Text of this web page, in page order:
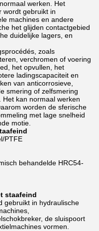
werken. Het
wordt gebruikt in
machines en andere
het glijden contactgebied
duidelijke lagers, en
zoals
verchromen of voering
het opvullen, het
ladingscapaciteit en
van anticorrosieve,
smering of zelfsmering
kan normaal werken
worden de sferische
met lage snelheid
motie.
PTFE
behandelde HRC54-
staafeind
gebruikt in hydraulische
de sluispoort
vormen.